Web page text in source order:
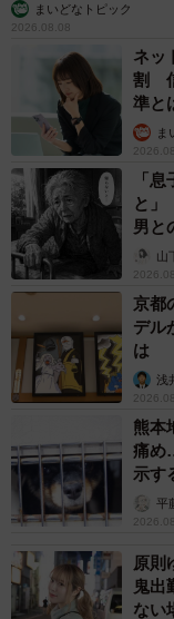
まいどなトピック
2026.08.08
ネッ
割
準と
ま
「
と」
男と
から
山
京都
デル
は
浅
熊本
痛め
示す
平
原則
鬼出
ない